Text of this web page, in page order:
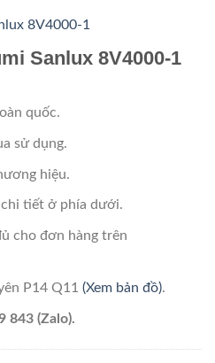
Sanlux 8V4000-1
quốc.
sử dụng.
hiệu.
tiết ở phía dưới.
cho đơn hàng trên
P14 Q11 (Xem bản đồ).
843 (Zalo).